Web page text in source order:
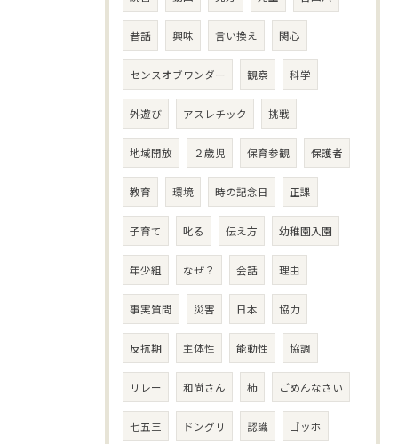
昔話 興味 言い換え 関心
センスオブワンダー 観察 科学
外遊び アスレチック 挑戦
地域開放 ２歳児 保育参観 保護者
教育 環境 時の記念日 正課
子育て 叱る 伝え方 幼稚園入園
年少組 なぜ？ 会話 理由
事実質問 災害 日本 協力
反抗期 主体性 能動性 協調
リレー 和尚さん 柿 ごめんなさい
七五三 ドングリ 認識 ゴッホ